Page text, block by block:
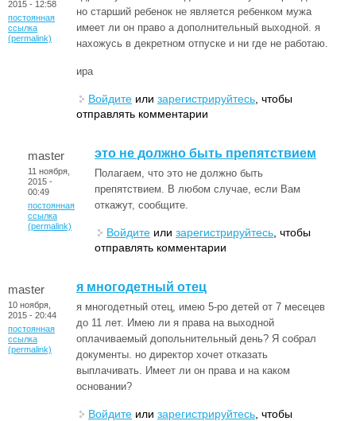
2015 - 12:58
постоянная
ссылка
(permalink)
но старший ребенок не является ребенком мужа
имеет ли он право а дополнительный выходной. я
нахожусь в декретном отпуске и ни где не работаю.
ира
Войдите или зарегистрируйтесь , чтобы
отправлять комментарии
master
11 ноября,
2015 -
00:49
постоянная
ссылка
(permalink)
это не должно быть препятствием
Полагаем, что это не должно быть
препятствием. В любом случае, если Вам
откажут, сообщите.
Войдите или зарегистрируйтесь , чтобы
отправлять комментарии
master
10 ноября,
2015 - 20:44
постоянная
ссылка
(permalink)
я многодетный отец
я многодетный отец, имею 5-ро детей от 7 месецев
до 11 лет. Имею ли я права на выходной
оплачиваемый допольнительный день? Я собрал
документы. но директор хочет отказать
выплачивать. Имеет ли он права и на каком
основании?
Войдите или зарегистрируйтесь , чтобы